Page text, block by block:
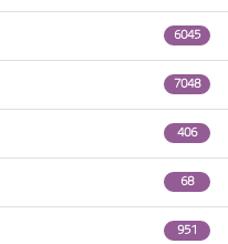
6045
7048
406
68
951